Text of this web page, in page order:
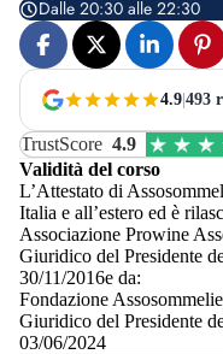
Dalle 20:30 alle 22:30
4.9 493
TrustScore 4.9
Validità del corso
L’Attestato di
Italia e all’estero ed è
Associazione Prowine
Giuridico del Presidente
30/11/2016e da:
Fondazione
Giuridico del Presidente
03/06/2024